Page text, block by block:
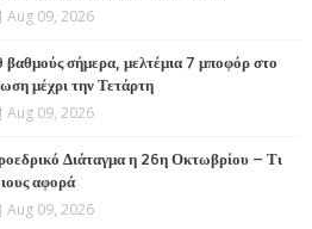
Aug 09, 2026
σήμερα, μελτέμια 7 μποφόρ στο
μέχρι την Τετάρτη
Aug 09, 2026
Διάταγμα η 26η Οκτωβρίου – Τι
αφορά
Aug 09, 2026